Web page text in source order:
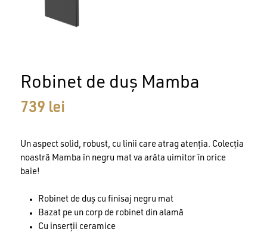
Robinet de duș Mamba
739 lei
Un aspect solid, robust, cu linii care atrag atenția. Colecția
noastră Mamba în negru mat va arăta uimitor în orice
baie!
Robinet de duș cu finisaj negru mat
Bazat pe un corp de robinet din alamă
Cu inserții ceramice